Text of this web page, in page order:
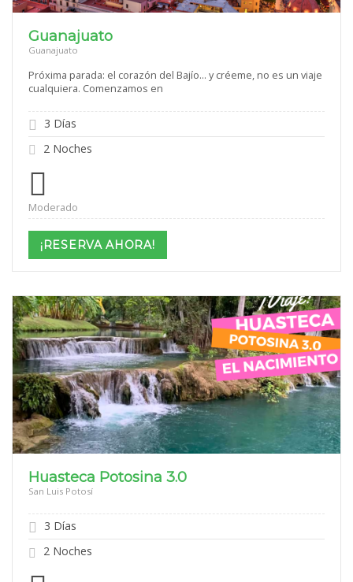
Guanajuato
Guanajuato
Próxima parada: el corazón del Bajío… y créeme, no es un viaje
cualquiera. Comenzamos en
3 Días
2 Noches
Moderado
¡RESERVA AHORA!
Huasteca Potosina 3.0
San Luis Potosí
3 Días
2 Noches